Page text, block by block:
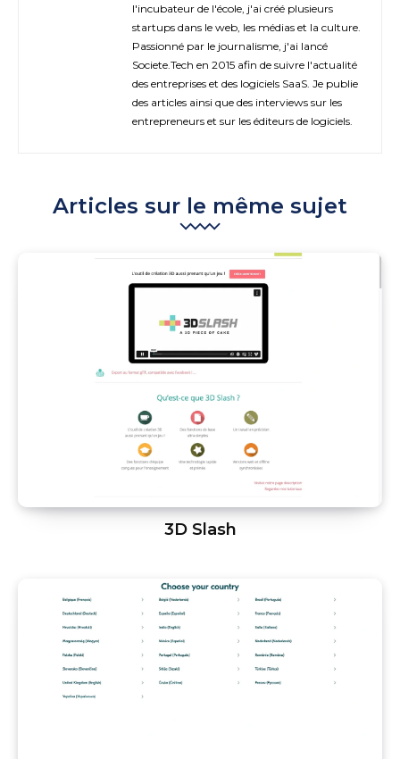
l'incubateur de l'école, j'ai créé plusieurs
startups dans le web, les médias et la culture.
Passionné par le journalisme, j'ai lancé
Societe.Tech en 2015 afin de suivre l'actualité
des entreprises et des logiciels SaaS. Je publie
des articles ainsi que des interviews sur les
entrepreneurs et sur les éditeurs de logiciels.
Articles sur le même sujet
3D Slash